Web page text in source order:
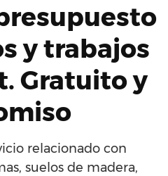
y trabajos
Gratuito y
relacionado con
suelos de madera,